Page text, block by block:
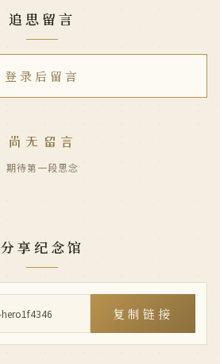
追思留言
登录后留言
尚无留言
期待第一段思念
分享纪念馆
复制链接